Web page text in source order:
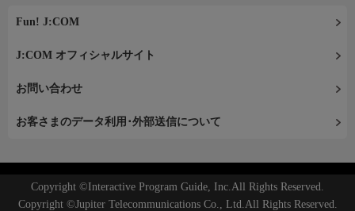
Fun! J:COM
J:COM オフィシャルサイト
お問い合わせ
お客さまのデータ利用･外部送信について
Copyright ©Interactive Program Guide, Inc.All Rights Reserved.
Copyright ©Jupiter Telecommunications Co., Ltd.All Rights Reserved.